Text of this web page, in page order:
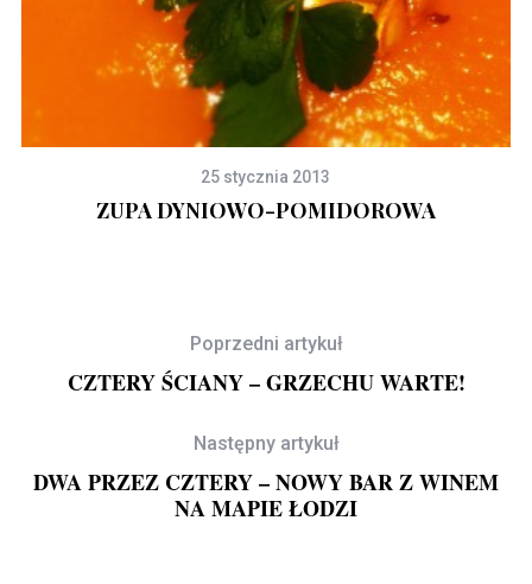
25 stycznia 2013
ZUPA DYNIOWO-POMIDOROWA
Poprzedni artykuł
CZTERY ŚCIANY – GRZECHU WARTE!
Następny artykuł
DWA PRZEZ CZTERY – NOWY BAR Z WINEM
NA MAPIE ŁODZI